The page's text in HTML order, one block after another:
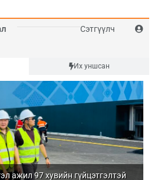
Сэтгүүлч
Их уншсан
ажил 97 хувийн гүйцэтгэлтэй